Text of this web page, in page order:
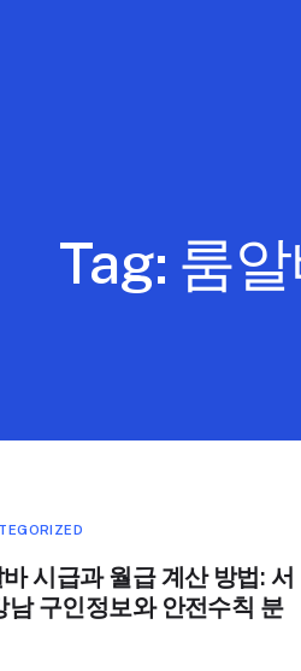
Tag: 룸
시급과 월급 계산 방법: 서
남 구인정보와 안전수칙 분